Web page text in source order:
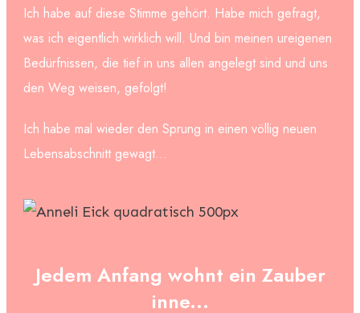
Ich habe auf diese Stimme gehört. Habe mich gefragt,
was ich eigentlich wirklich will. Und bin meinen ureigenen
Bedürfnissen, die tief in uns allen angelegt sind und uns
den Weg weisen, gefolgt!
Ich habe mal wieder den Sprung in einen völlig neuen
Lebensabschnitt gewagt...
Jedem Anfang wohnt ein Zauber
inne...